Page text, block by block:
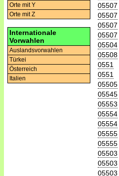
Orte mit Y
Orte mit Z
Internationale
Vorwahlen
Auslandsvorwahlen
Türkei
Österreich
Italien
05507
05507
05507
05507
05504
05508
0551
0551
05505
05545
05553
05554
05554
05555
05555
05503
05503
05503